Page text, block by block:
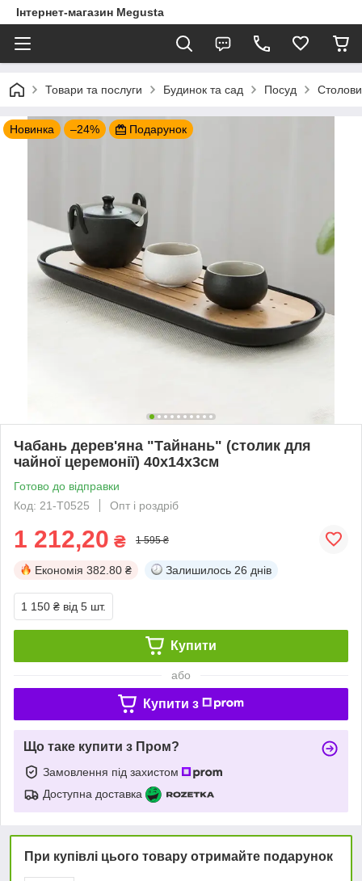
Інтернет-магазин Megusta
Товари та послуги Будинок та сад Посуд
Новинка –24% Подарунок
Чабань дерев'яна "Тайнань" (столик для
чайної церемонії) 40х14х3см
Готово до відправки
Код: 21-T0525
Опт і роздріб
1 212,20 ₴ 1 595 ₴
Економія 382.80 ₴ Залишилось 26 днів
1 150 ₴ від 5 шт.
Купити
або
Купити з
Що таке купити з Пром?
Замовлення під захистом
Доступна доставка
При купівлі цього товару отримайте подарунок